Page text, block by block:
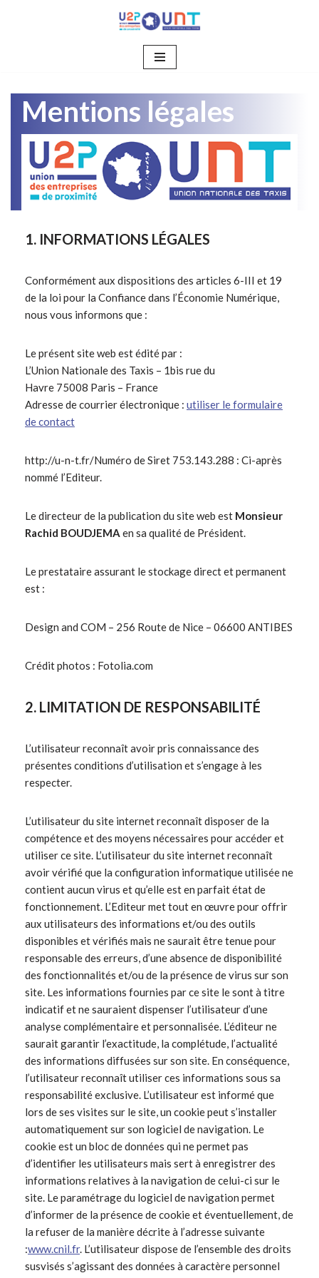
Mentions légales
1. INFORMATIONS LÉGALES
Conformément aux dispositions des articles 6-III et 19
de la loi pour la Confiance dans l’Économie Numérique,
nous vous informons que :
Le présent site web est édité par :
L’Union Nationale des Taxis – 1bis rue du
Havre 75008 Paris – France
Adresse de courrier électronique : utiliser le formulaire
de contact
http://u-n-t.fr/Numéro de Siret 753.143.288 : Ci-après
nommé l’Editeur.
Le directeur de la publication du site web est Monsieur
Rachid BOUDJEMA en sa qualité de Président.
Le prestataire assurant le stockage direct et permanent
est :
Design and COM – 256 Route de Nice – 06600 ANTIBES
Crédit photos : Fotolia.com
2. LIMITATION DE RESPONSABILITÉ
L’utilisateur reconnaît avoir pris connaissance des
présentes conditions d’utilisation et s’engage à les
respecter.
L’utilisateur du site internet reconnaît disposer de la
compétence et des moyens nécessaires pour accéder et
utiliser ce site. L’utilisateur du site internet reconnaît
avoir vérifié que la configuration informatique utilisée ne
contient aucun virus et qu’elle est en parfait état de
fonctionnement. L’Editeur met tout en œuvre pour offrir
aux utilisateurs des informations et/ou des outils
disponibles et vérifiés mais ne saurait être tenue pour
responsable des erreurs, d’une absence de disponibilité
des fonctionnalités et/ou de la présence de virus sur son
site. Les informations fournies par ce site le sont à titre
indicatif et ne sauraient dispenser l’utilisateur d’une
analyse complémentaire et personnalisée. L’éditeur ne
saurait garantir l’exactitude, la complétude, l’actualité
des informations diffusées sur son site. En conséquence,
l’utilisateur reconnaît utiliser ces informations sous sa
responsabilité exclusive. L’utilisateur est informé que
lors de ses visites sur le site, un cookie peut s’installer
automatiquement sur son logiciel de navigation. Le
cookie est un bloc de données qui ne permet pas
d’identifier les utilisateurs mais sert à enregistrer des
informations relatives à la navigation de celui-ci sur le
site. Le paramétrage du logiciel de navigation permet
d’informer de la présence de cookie et éventuellement, de
la refuser de la manière décrite à l’adresse suivante
:www.cnil.fr. L’utilisateur dispose de l’ensemble des droits
susvisés s’agissant des données à caractère personnel